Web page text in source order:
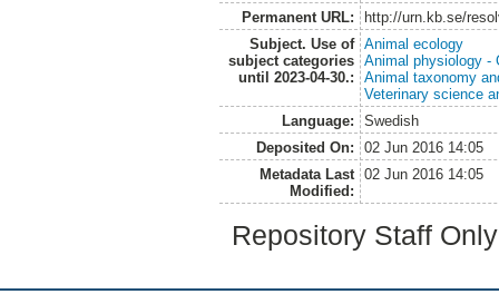
Permanent URL:
http://urn.kb.se/
Subject. Use of
subject categories
until 2023-04-30.:
Animal ecology
Animal physiology -
Animal taxonomy
Veterinary science
Language:
Swedish
Deposited On:
02 Jun 2016 14:05
Metadata Last
Modified:
02 Jun 2016 14:05
Repository Staff